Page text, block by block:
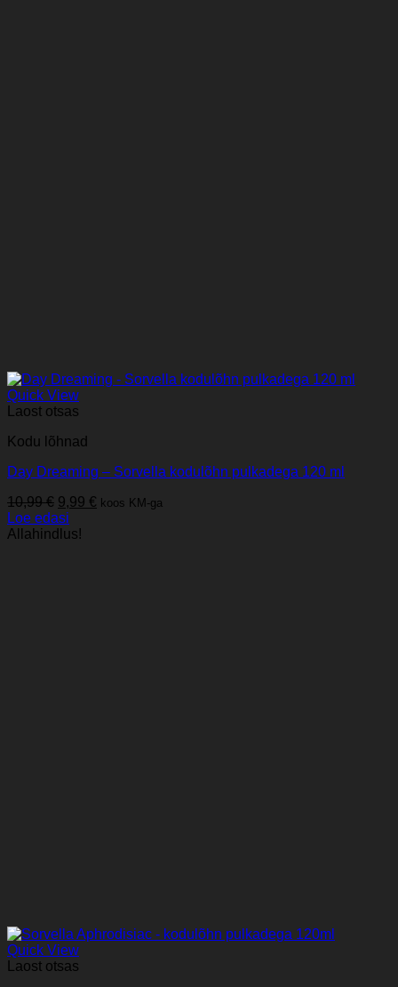
Quick View
Laost otsas
Kodu lõhnad
Day Dreaming – Sorvella kodulõhn pulkadega 120 ml
10,99€ Algne
hind
oli:
9,99 € Praegune
koos KM-ga
Loe edasi
Allahindlus!
Quick View
Laost otsas